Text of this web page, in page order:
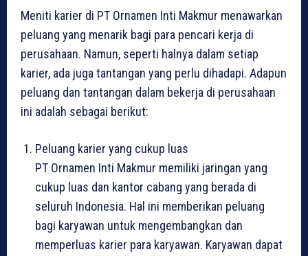
Meniti karier di PT Ornamen Inti Makmur menawarkan
peluang yang menarik bagi para pencari kerja di
perusahaan. Namun, seperti halnya dalam setiap
karier, ada juga tantangan yang perlu dihadapi. Adapun
peluang dan tantangan dalam bekerja di perusahaan
ini adalah sebagai berikut:
Peluang karier yang cukup luas
PT Ornamen Inti Makmur memiliki jaringan yang
cukup luas dan kantor cabang yang berada di
seluruh Indonesia. Hal ini memberikan peluang
bagi karyawan untuk mengembangkan dan
memperluas karier para karyawan. Karyawan dapat